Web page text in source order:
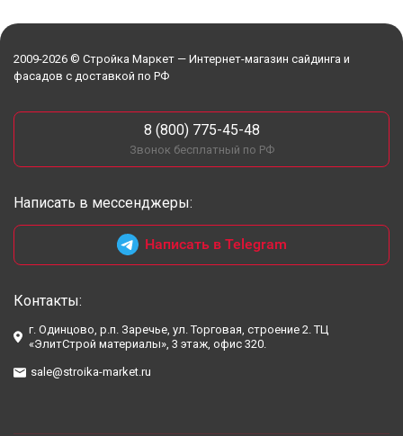
2009-2026 © Стройка Маркет — Интернет-магазин сайдинга и
фасадов с доставкой по РФ
8 (800) 775-45-48
Звонок бесплатный по РФ
Написать в мессенджеры:
Написать в Telegram
Контакты:
г. Одинцово, р.п. Заречье, ул. Торговая, строение 2. ТЦ
«ЭлитСтрой материалы», 3 этаж, офис 320.
sale@stroika-market.ru